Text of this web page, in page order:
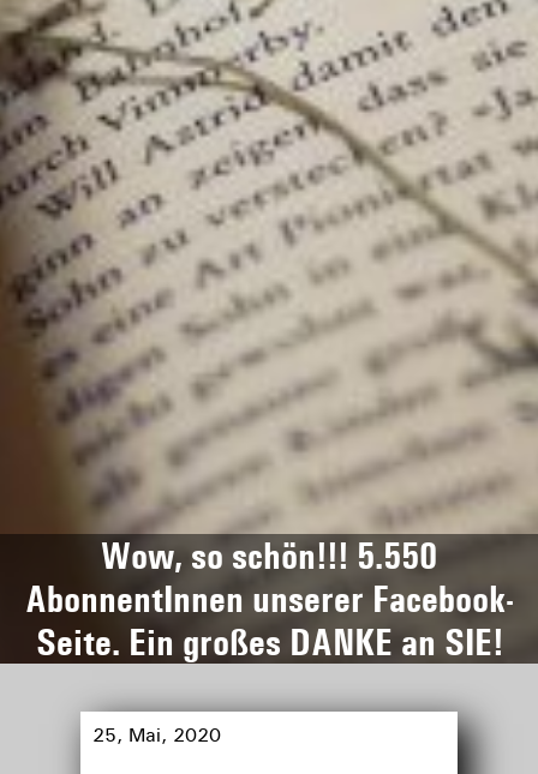
Wow, so schön!!! 5.550
AbonnentInnen unserer Facebook-
Seite. Ein großes DANKE an SIE!
25, Mai, 2020